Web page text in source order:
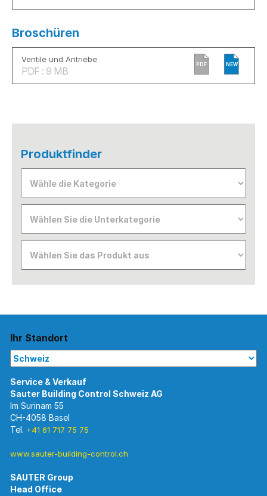
Broschüren
Ventile und Antriebe
PDF : 9 MB
PDF NEW
Produktfinder
Ihr Standort
Service & Verkauf
Im Surinam 55
CH-4058 Basel
Tel. +41 61 717 75 75
www.sauter-building-control.ch
SAUTER Group
Head Office